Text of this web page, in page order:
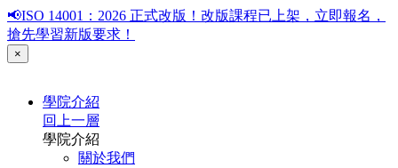
📢ISO 14001：2026 正式改版！改版課程已上架，立即報名，
搶先學習新版要求！
×
學院介紹
回上一層
學院介紹
關於我們